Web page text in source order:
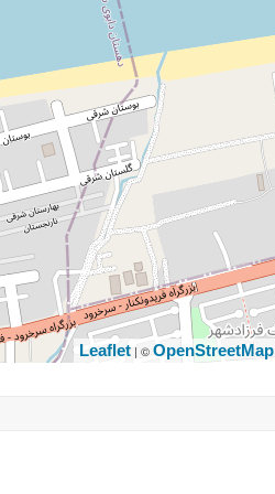
Leaflet | ©OpenStreetMap